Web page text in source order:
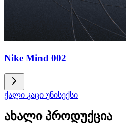
Nike Mind 002
ქალი კაცი უნისექსი
ახალი პროდუქცია